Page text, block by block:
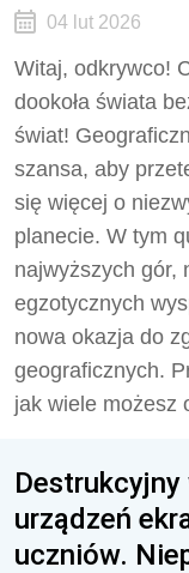
04 lut 2026
Witaj, odkrywco!
dookoła świata
świat!
szansa, aby
się więcej o
planecie. W tym
najwyższych gór,
egzotycznych
nowa okazja do
geograficznych.
jak wiele możesz
urządzeń
uczniów.